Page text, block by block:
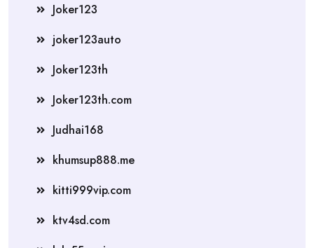
Joker123
joker123auto
Joker123th
Joker123th.com
Judhai168
khumsup888.me
kitti999vip.com
ktv4sd.com